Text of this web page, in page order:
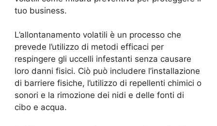
tuo business.
L’allontanamento volatili è un processo che
prevede l’utilizzo di metodi efficaci per
respingere gli uccelli infestanti senza causare
loro danni fisici. Ciò può includere l’installazione
di barriere fisiche, l’utilizzo di repellenti chimici o
sonori e la rimozione dei nidi e delle fonti di
cibo e acqua.